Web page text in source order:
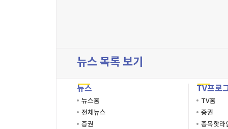
뉴스 목록 보기
뉴스
뉴스홈
전체뉴스
증권
TV프로
TV홈
증권
종목핫라